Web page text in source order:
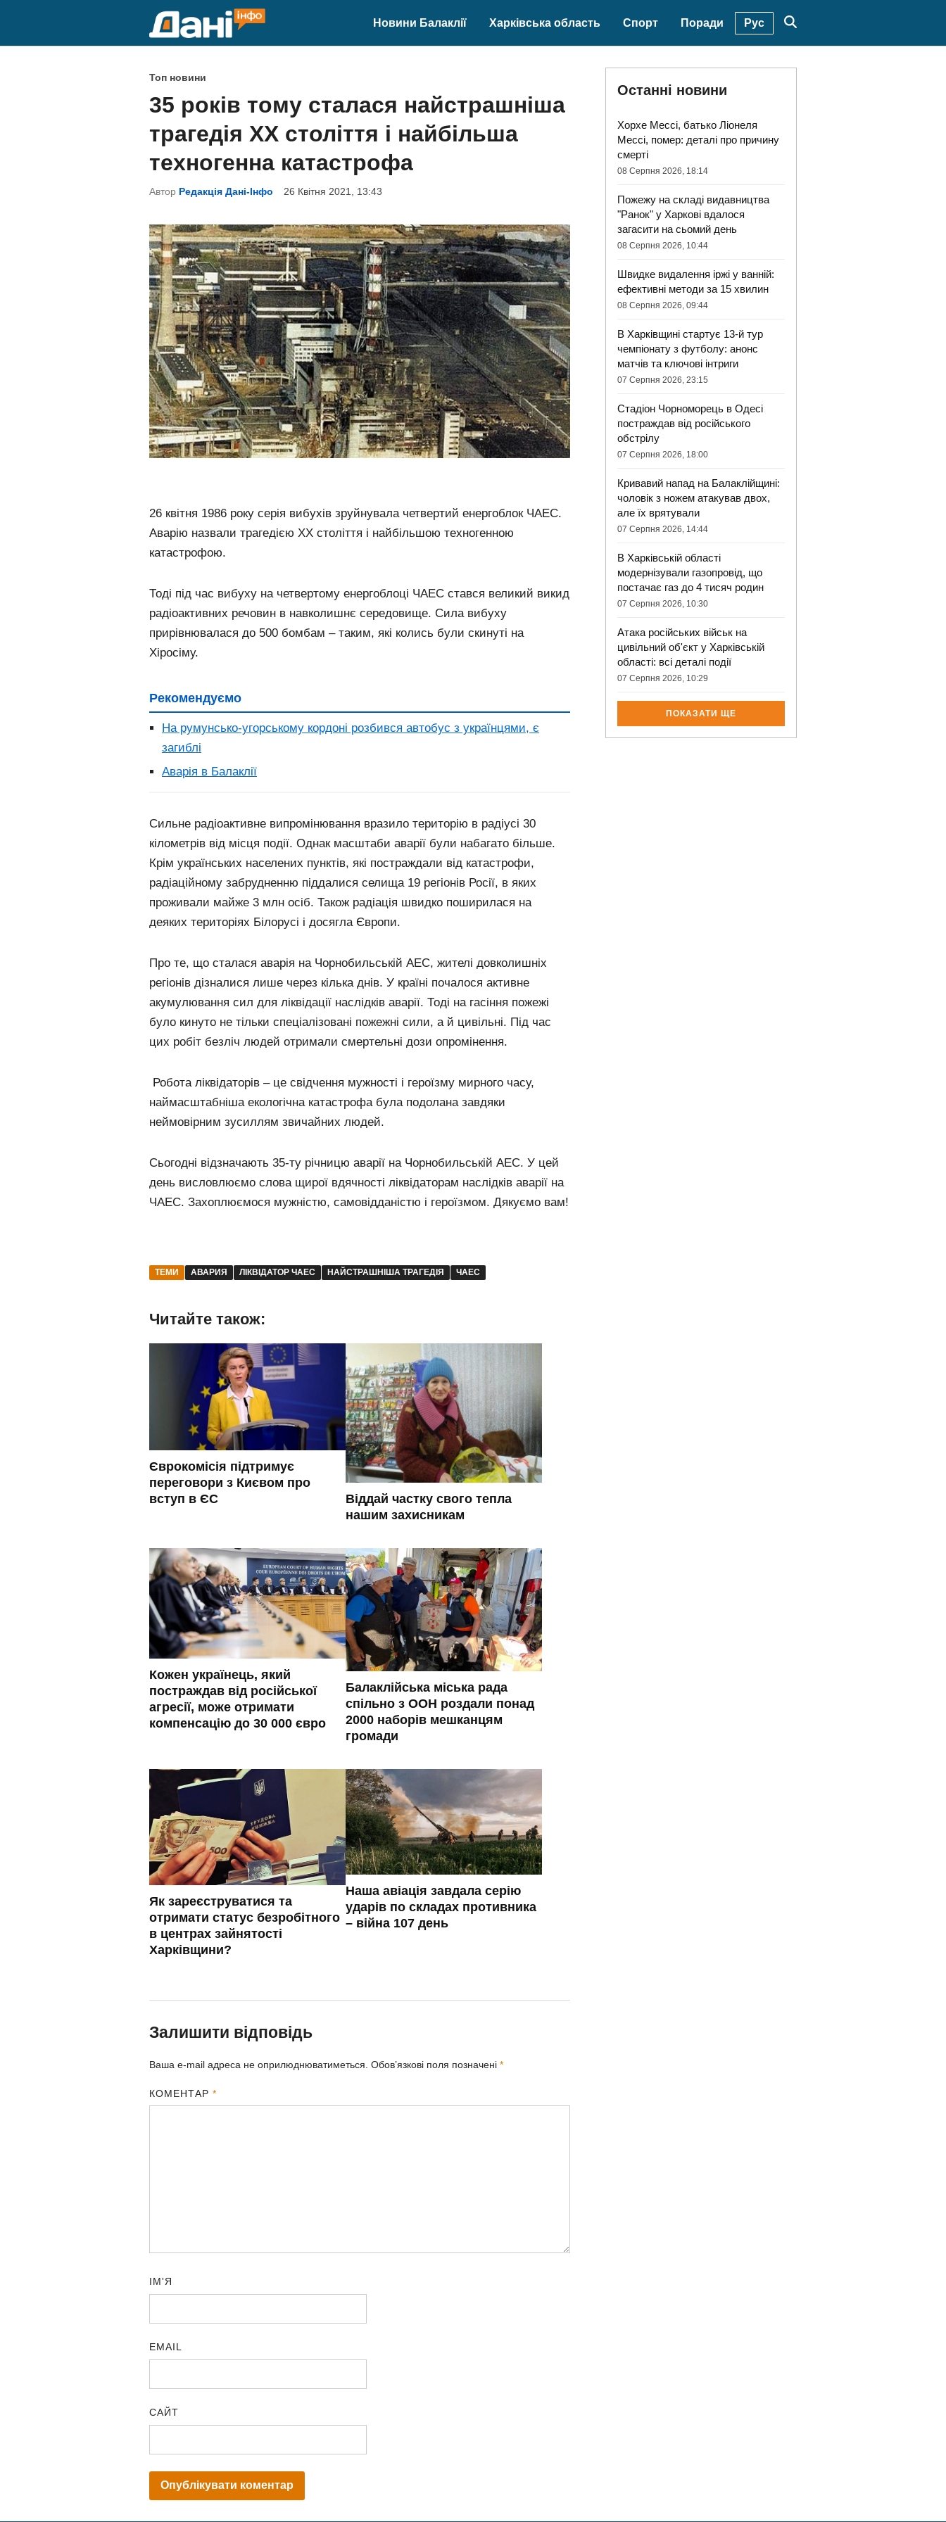
Новини Балаклії Харківська область Спорт Поради Рус
P
o
s
t
e
d
i
Топ новини
35 років тому сталася найстрашніша
трагедія ХХ століття і найбільша
техногенна катастрофа
Автор Редакція Дані-Інфо 26 Квітня 2021, 13:43
26 квітня 1986 року серія вибухів зруйнувала четвертий енергоблок ЧАЕС.
Аварію назвали трагедією ХХ століття і найбільшою техногенною
катастрофою.
Тоді під час вибуху на четвертому енергоблоці ЧАЕС стався великий викид
радіоактивних речовин в навколишнє середовище. Сила вибуху
прирівнювалася до 500 бомбам – таким, які колись були скинуті на
Хіросіму.
Рекомендуємо
На румунсько-угорському кордоні розбився автобус з українцями, є
загиблі
Аварія в Балаклії
Сильне радіоактивне випромінювання вразило територію в радіусі 30
кілометрів від місця події. Однак масштаби аварії були набагато більше.
Крім українських населених пунктів, які постраждали від катастрофи,
радіаційному забрудненню піддалися селища 19 регіонів Росії, в яких
проживали майже 3 млн осіб. Також радіація швидко поширилася на
деяких територіях Білорусі і досягла Європи.
Про те, що сталася аварія на Чорнобильській АЕС, жителі довколишніх
регіонів дізналися лише через кілька днів. У країні почалося активне
акумулювання сил для ліквідації наслідків аварії. Тоді на гасіння пожежі
було кинуто не тільки спеціалізовані пожежні сили, а й цивільні. Під час
цих робіт безліч людей отримали смертельні дози опромінення.
Робота ліквідаторів – це свідчення мужності і героїзму мирного часу,
наймасштабніша екологічна катастрофа була подолана завдяки
неймовірним зусиллям звичайних людей.
Сьогодні відзначають 35-ту річницю аварії на Чорнобильській АЕС. У цей
день висловлюємо слова щирої вдячності ліквідаторам наслідків аварії на
ЧАЕС. Захоплюємося мужністю, самовідданістю і героїзмом. Дякуємо вам!
ТЕМИ АВАРИЯ ЛІКВІДАТОР ЧАЕС НАЙСТРАШНІША ТРАГЕДІЯ ЧАЕС
Читайте також:
Єврокомісія підтримує
переговори з Києвом про
вступ в ЄС
Віддай частку свого тепла
нашим захисникам
Кожен українець, який
постраждав від російської
агресії, може отримати
компенсацію до 30 000 євро
Балаклійська міська рада
спільно з ООН роздали понад
2000 наборів мешканцям
громади
Як зареєструватися та
отримати статус безробітного
в центрах зайнятості
Харківщини?
Наша авіація завдала серію
ударів по складах противника
– війна 107 день
Залишити відповідь
Ваша e-mail адреса не оприлюднюватиметься. Обов’язкові поля позначені *
КОМЕНТАР*
ІМ'Я
EMAIL
САЙТ
Останні новини
Хорхе Мессі, батько Ліонеля
Мессі, помер: деталі про причину
смерті
08 Серпня 2026, 18:14
Пожежу на складі видавництва
"Ранок" у Харкові вдалося
загасити на сьомий день
08 Серпня 2026, 10:44
Швидке видалення іржі у ванній:
ефективні методи за 15 хвилин
08 Серпня 2026, 09:44
В Харківщині стартує 13-й тур
чемпіонату з футболу: анонс
матчів та ключові інтриги
07 Серпня 2026, 23:15
Стадіон Чорноморець в Одесі
постраждав від російського
обстрілу
07 Серпня 2026, 18:00
Кривавий напад на Балаклійщині:
чоловік з ножем атакував двох,
але їх врятували
07 Серпня 2026, 14:44
В Харківській області
модернізували газопровід, що
постачає газ до 4 тисяч родин
07 Серпня 2026, 10:30
Атака російських військ на
цивільний об'єкт у Харківській
області: всі деталі події
07 Серпня 2026, 10:29
ПОКАЗАТИ ЩЕ